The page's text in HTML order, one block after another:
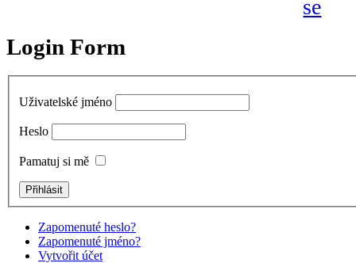
Login Form
Uživatelské jméno
Heslo
Pamatuj si mě
Zapomenuté heslo?
Zapomenuté jméno?
Vytvořit účet